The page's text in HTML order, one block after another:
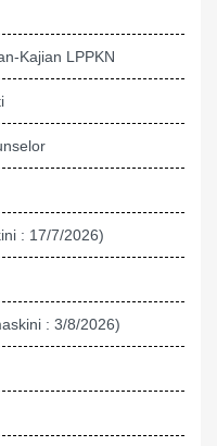
Kajian LPPKN
: 17/7/2026)
: 3/8/2026)